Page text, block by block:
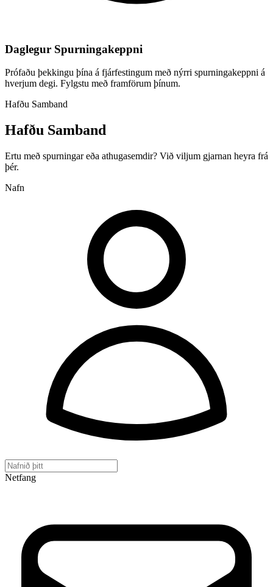
Daglegur Spurningakeppni
Prófaðu þekkingu þína á fjárfestingum með nýrri spurningakeppni á
hverjum degi. Fylgstu með framförum þínum.
Hafðu Samband
Hafðu Samband
Ertu með spurningar eða athugasemdir? Við viljum gjarnan heyra frá
þér.
Nafn
Netfang